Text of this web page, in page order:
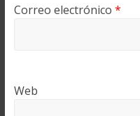
Correo electrónico *
Web